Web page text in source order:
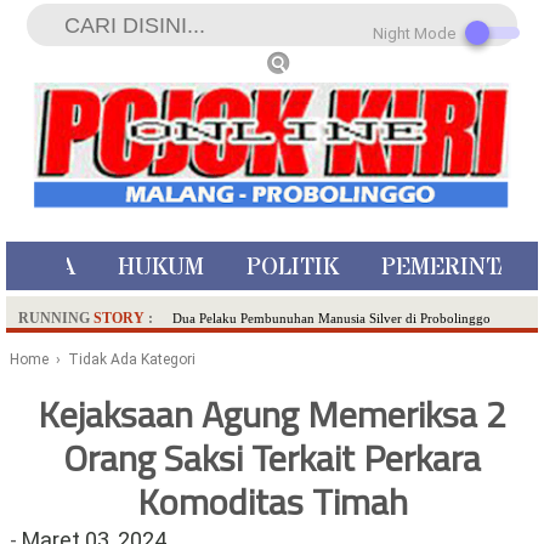
HUKUM POLITIK
RUNNING STORY : Dua Pelaku Pembunuhan Manusia Silver di Probolinggo
Literasi Melalui LASKAR JODA, Usung Filosofi Gelar Sehelai
Ambulance Dari Berbagai Daerah Padati Kota Wisata Batu
Hadirkan Tujuh Sapta Pesona Wisata di Amfiteater, Mikutopia
Home › Tidak Ada Kategori
Kejaksaan Agung Memeriksa 2
Orang Saksi Terkait Perkara
Komoditas Timah
Night Mode